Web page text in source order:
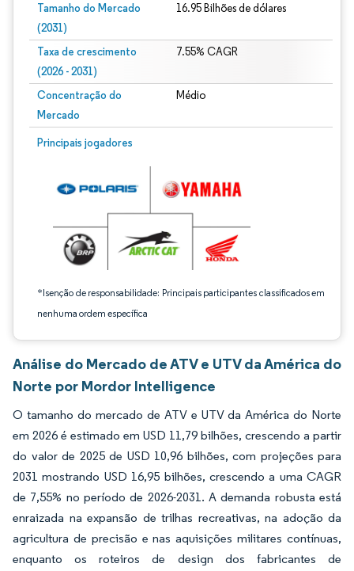
Tamanho do Mercado
(2031)
16.95 Bilhões de dólares
Taxa de crescimento
(2026 - 2031)
7.55% CAGR
Concentração do
Mercado
Médio
Principais jogadores
*Isenção de responsabilidade: Principais participantes classificados em
nenhuma ordem específica
Imagem © Mordor Intelligence. O reuso requer atribuição conforme CC BY 4.0.
Análise do Mercado de ATV e UTV da América do
Norte por Mordor Intelligence
O tamanho do mercado de ATV e UTV da América do Norte
em 2026 é estimado em USD 11,79 bilhões, crescendo a partir
do valor de 2025 de USD 10,96 bilhões, com projeções para
2031 mostrando USD 16,95 bilhões, crescendo a uma CAGR
de 7,55% no período de 2026-2031. A demanda robusta está
enraizada na expansão de trilhas recreativas, na adoção da
agricultura de precisão e nas aquisições militares contínuas,
enquanto os roteiros de design dos fabricantes de